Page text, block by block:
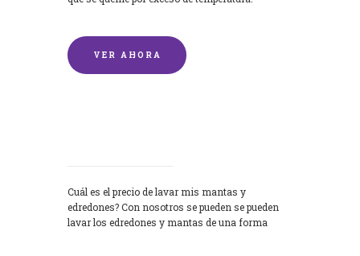
VER AHORA
Cuál es el precio de lavar mis mantas y
edredones? Con nosotros se pueden se pueden
lavar los edredones y mantas de una forma